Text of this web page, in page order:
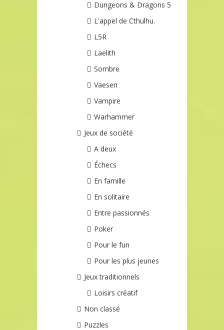
Dungeons & Dragons 5
L'appel de Cthulhu.
L5R
Laelith
Sombre
Vaesen
Vampire
Warhammer
Jeux de société
A deux
Échecs
En famille
En solitaire
Entre passionnés
Poker
Pour le fun
Pour les plus jeunes
Jeux traditionnels
Loisirs créatif
Non classé
Puzzles